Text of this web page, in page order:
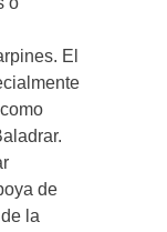
El
de
la